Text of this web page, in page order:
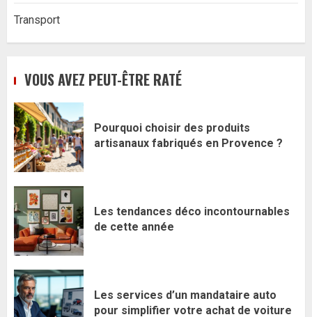
Transport
VOUS AVEZ PEUT-ÊTRE RATÉ
Pourquoi choisir des produits
artisanaux fabriqués en Provence ?
Les tendances déco incontournables
de cette année
Les services d’un mandataire auto
pour simplifier votre achat de voiture